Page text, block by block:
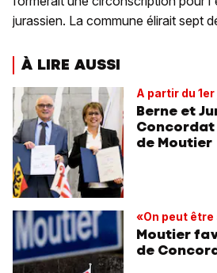
jurassien. La commune élirait sept
À LIRE AUSSI
A partir du
Berne et
de Moutier
«On peut
Moutier
de